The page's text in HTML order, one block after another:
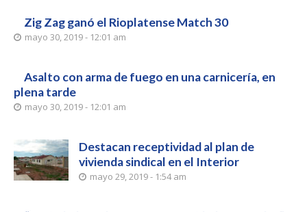
Zig Zag ganó el Rioplatense Match 30
mayo 30, 2019 - 12:01 am
Asalto con arma de fuego en una carnicería, en
plena tarde
mayo 30, 2019 - 12:01 am
Destacan receptividad al plan de
vivienda sindical en el Interior
mayo 29, 2019 - 1:54 am